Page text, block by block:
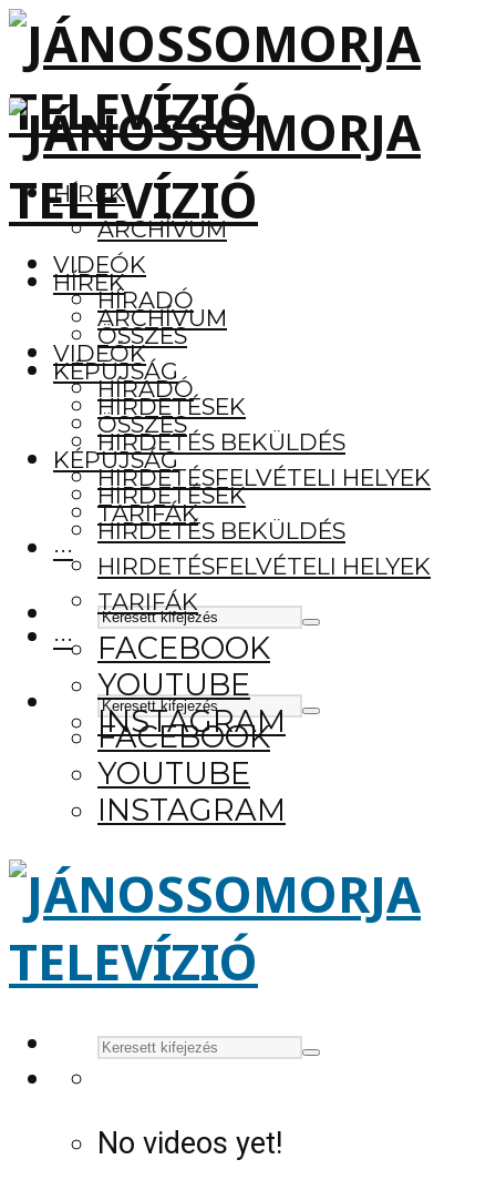
HÍREK
ARCHÍVUM
VIDEÓK
HÍRADÓ
ÖSSZES
KÉPÚJSÁG
HIRDETÉSEK
HIRDETÉS BEKÜLDÉS
HIRDETÉSFELVÉTELI HELYEK
TARIFÁK
···
FACEBOOK
YOUTUBE
INSTAGRAM
HÍREK
ARCHÍVUM
VIDEÓK
HÍRADÓ
ÖSSZES
KÉPÚJSÁG
HIRDETÉSEK
HIRDETÉS BEKÜLDÉS
HIRDETÉSFELVÉTELI HELYEK
TARIFÁK
···
FACEBOOK
YOUTUBE
INSTAGRAM
No videos yet!